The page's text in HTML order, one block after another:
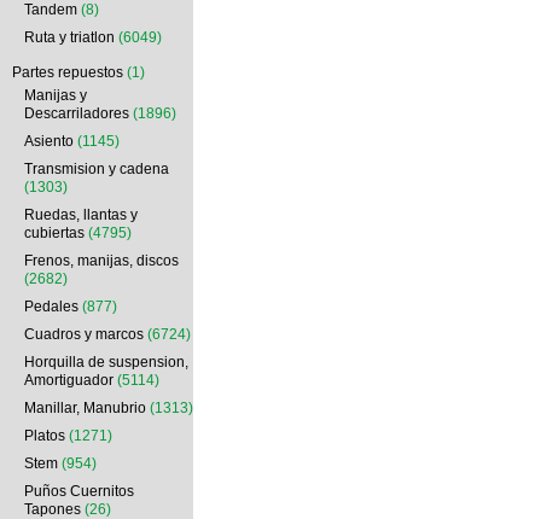
Tandem (8)
Ruta y triatlon (6049)
Partes repuestos (1)
Manijas y
Descarriladores (1896)
Asiento (1145)
Transmision y cadena
(1303)
Ruedas, llantas y
cubiertas (4795)
Frenos, manijas, discos
(2682)
Pedales (877)
Cuadros y marcos (6724)
Horquilla de suspension,
Amortiguador (5114)
Manillar, Manubrio (1313)
Platos (1271)
Stem (954)
Puños Cuernitos
Tapones (26)